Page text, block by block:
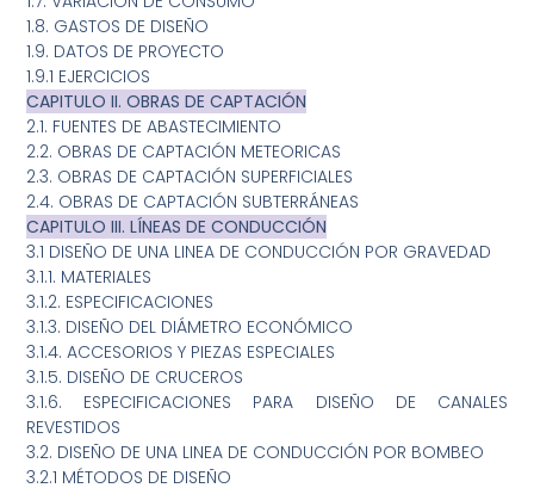
1.8. GASTOS DE DISEÑO
1.9. DATOS DE PROYECTO
1.9.1 EJERCICIOS
CAPITULO II. OBRAS DE CAPTACIÓN
2.1. FUENTES DE ABASTECIMIENTO
2.2. OBRAS DE CAPTACIÓN METEORICAS
2.3. OBRAS DE CAPTACIÓN SUPERFICIALES
2.4. OBRAS DE CAPTACIÓN SUBTERRÁNEAS
CAPITULO III. LÍNEAS DE CONDUCCIÓN
3.1 DISEÑO DE UNA LINEA DE CONDUCCIÓN POR GRAVEDAD
3.1.1. MATERIALES
3.1.2. ESPECIFICACIONES
3.1.3. DISEÑO DEL DIÁMETRO ECONÓMICO
3.1.4. ACCESORIOS Y PIEZAS ESPECIALES
3.1.5. DISEÑO DE CRUCEROS
3.1.6. ESPECIFICACIONES PARA DISEÑO DE CANALES
REVESTIDOS
3.2. DISEÑO DE UNA LINEA DE CONDUCCIÓN POR BOMBEO
3.2.1 MÉTODOS DE DISEÑO